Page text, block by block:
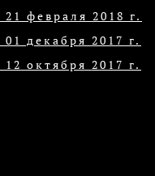
февраля 2018 г.
декабря 2017 г.
октября 2017 г.